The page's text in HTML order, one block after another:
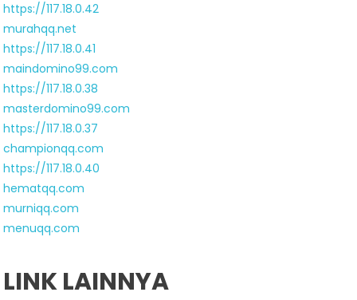
https://117.18.0.42
murahqq.net
https://117.18.0.41
maindomino99.com
https://117.18.0.38
masterdomino99.com
https://117.18.0.37
championqq.com
https://117.18.0.40
hematqq.com
murniqq.com
menuqq.com
LINK LAINNYA